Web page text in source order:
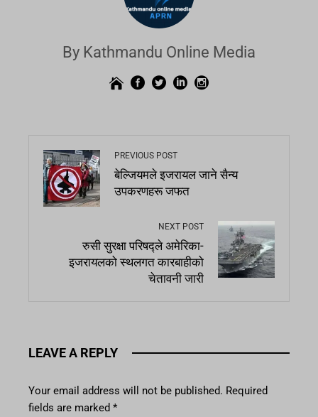
By Kathmandu Online Media
PREVIOUS POST
बेल्जियमले इजरायल जाने सैन्य
उपकरणहरू जफत
NEXT POST
रुसी सुरक्षा परिषद्ले अमेरिका-
इजरायलको स्थलगत कारबाहीको
चेतावनी जारी
LEAVE A REPLY
Your email address will not be published. Required
fields are marked *